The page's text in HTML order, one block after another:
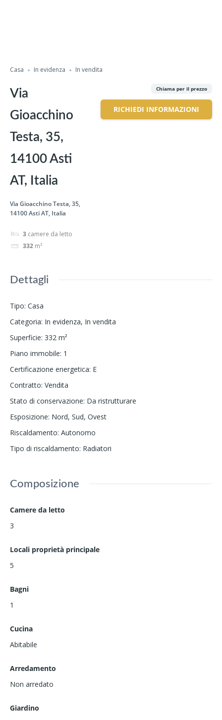
Casa In evidenza In vendita
Via
Gioacchino
Testa, 35,
14100 Asti
AT, Italia
Via Gioacchino Testa, 35,
14100 Asti AT, Italia
3 camere da letto
332 m²
Chiama per il prezzo
RICHIEDI INFORMAZIONI
Dettagli
Tipo: Casa
Categoria: In evidenza, In vendita
Superficie: 332 m²
Piano immobile: 1
Certificazione energetica: E
Contratto: Vendita
Stato di conservazione: Da ristrutturare
Esposizione: Nord, Sud, Ovest
Riscaldamento: Autonomo
Tipo di riscaldamento: Radiatori
Composizione
Camere da letto
3
Locali proprietà principale
5
Bagni
1
Cucina
Abitabile
Arredamento
Non arredato
Giardino